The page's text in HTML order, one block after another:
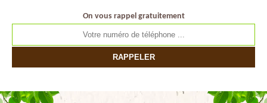
On vous rappel gratuitement